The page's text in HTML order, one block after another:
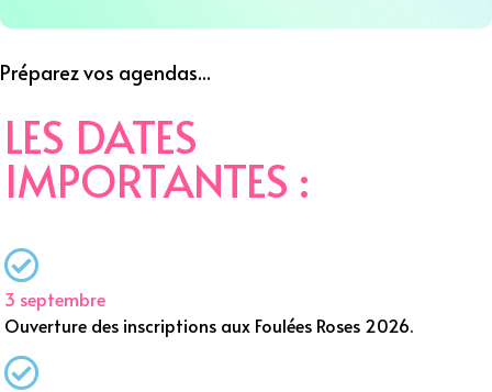
Préparez vos agendas...
LES DATES
IMPORTANTES :
3 septembre
Ouverture des inscriptions aux Foulées Roses 2026.